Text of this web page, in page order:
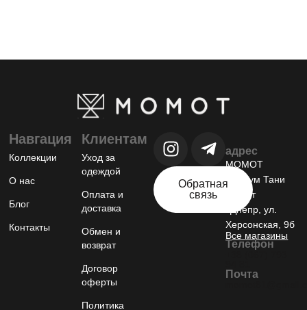
адрес
МОМОТ
шоурум Тани
Момот
г.Днепр, ул.
Херсонская, 9б
Все магазины
Телефон
Почта
Навгация
Коллекции
О нас
Блог
Контакты
Клиентам
Уход за
одеждой
Оплата и
доставка
Обмен и
возврат
Договор
оферты
Политика
Обратная
связь